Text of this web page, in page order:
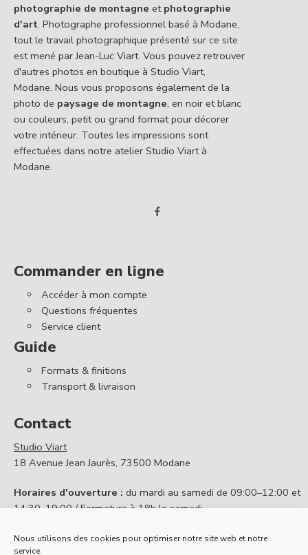
Nous utilisons des cookies pour optimiser notre site web et notre
service.
photographie de montagne et photographie
d'art. Photographe professionnel basé à Modane,
tout le travail photographique présenté sur ce site
est mené par Jean-Luc Viart. Vous pouvez retrouver
d'autres photos en boutique à Studio Viart,
Modane. Nous vous proposons également de la
photo de paysage de montagne, en noir et blanc
ou couleurs, petit ou grand format pour décorer
votre intérieur. Toutes les impressions sont
effectuées dans notre atelier Studio Viart à
Modane.
Commander en ligne
Accéder à mon compte
Questions fréquentes
Service client
Guide
Formats & finitions
Transport & livraison
Contact
Studio Viart
18 Avenue Jean Jaurès, 73500 Modane
Horaires d'ouverture : du mardi au samedi de 09:00–12:00 et
14:30–19:00 / Fermeture à 18h le samedi
Contactez nous